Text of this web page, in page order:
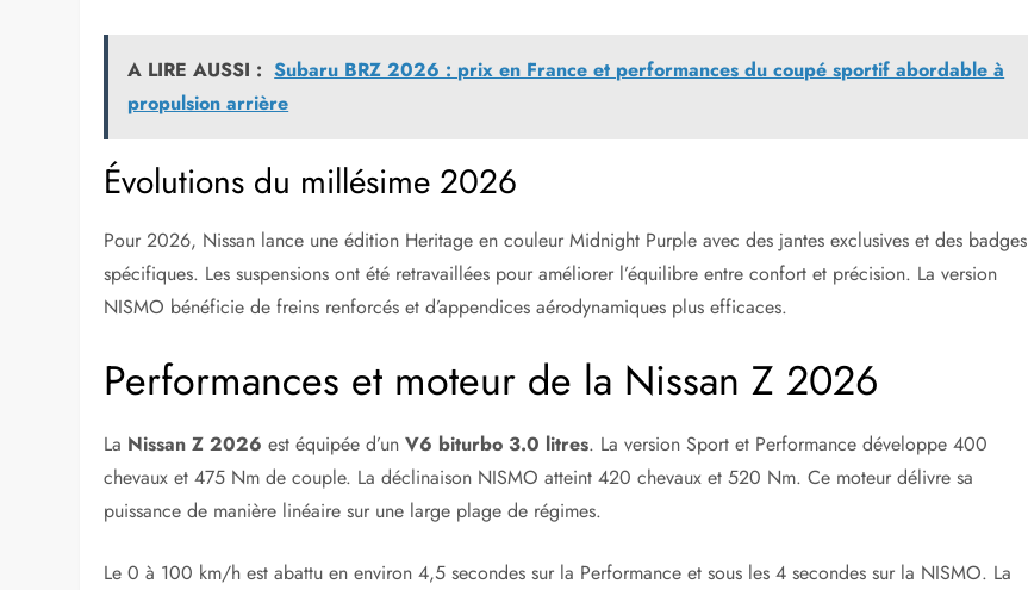
A LIRE AUSSI : Subaru BRZ 2026 : prix en France et performances du coupé sportif abordable à
propulsion arrière
Évolutions du millésime 2026
Pour 2026, Nissan lance une édition Heritage en couleur Midnight Purple avec des jantes exclusives et des badges
spécifiques. Les suspensions ont été retravaillées pour améliorer l’équilibre entre confort et précision. La version
NISMO bénéficie de freins renforcés et d’appendices aérodynamiques plus efficaces.
Performances et moteur de la Nissan Z 2026
La Nissan Z 2026 est équipée d’unV6 biturbo 3.0 litres. La version Sport et Performance développe 400
chevaux et 475 Nm de couple. La déclinaison NISMO atteint 420 chevaux et 520 Nm. Ce moteur délivre sa
puissance de manière linéaire sur une large plage de régimes.
Le 0 à 100 km/h est abattu en environ 4,5 secondes sur la Performance et sous les 4 secondes sur la NISMO. La